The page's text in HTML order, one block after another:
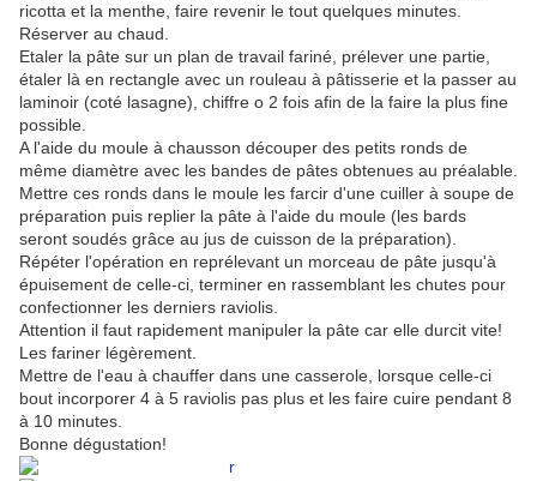
ricotta et la menthe, faire revenir le tout quelques minutes.
Réserver au chaud.
Etaler la pâte sur un plan de travail fariné, prélever une partie,
étaler là en rectangle avec un rouleau à pâtisserie et la passer au
laminoir (coté lasagne), chiffre o 2 fois afin de la faire la plus fine
possible.
A l'aide du moule à chausson découper des petits ronds de
même diamètre avec les bandes de pâtes obtenues au préalable.
Mettre ces ronds dans le moule les farcir d'une cuiller à soupe de
préparation puis replier la pâte à l'aide du moule (les bards
seront soudés grâce au jus de cuisson de la préparation).
Répéter l'opération en reprélevant un morceau de pâte jusqu'à
épuisement de celle-ci, terminer en rassemblant les chutes pour
confectionner les derniers raviolis.
Attention il faut rapidement manipuler la pâte car elle durcit vite!
Les fariner légèrement.
Mettre de l'eau à chauffer dans une casserole, lorsque celle-ci
bout incorporer 4 à 5 raviolis pas plus et les faire cuire pendant 8
à 10 minutes.
Bonne dégustation!